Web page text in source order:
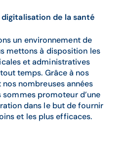
digitalisation de la santé
un environnement de
mettons à disposition les
et administratives
temps. Grâce à nos
nombreuses années
sommes promoteur d’une
dans le but de fournir
et les plus efficaces.